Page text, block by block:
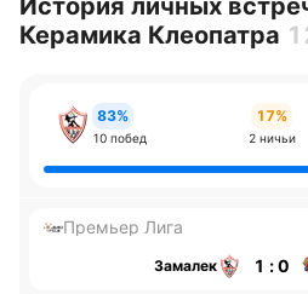
История личных
Керамика Клеопатра
83%
10 побед
17%
2 ничьи
Премьер Лига
Замалек 1 : 0